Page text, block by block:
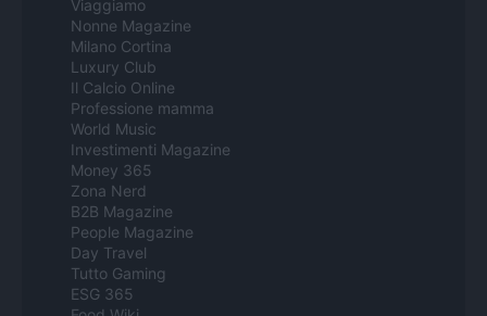
Viaggiamo
Nonne Magazine
Milano Cortina
Luxury Club
Il Calcio Online
Professione mamma
World Music
Investimenti Magazine
Money 365
Zona Nerd
B2B Magazine
People Magazine
Day Travel
Tutto Gaming
ESG 365